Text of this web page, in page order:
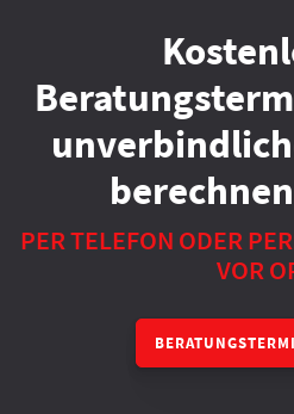
PER TELEFON ODER
VOR